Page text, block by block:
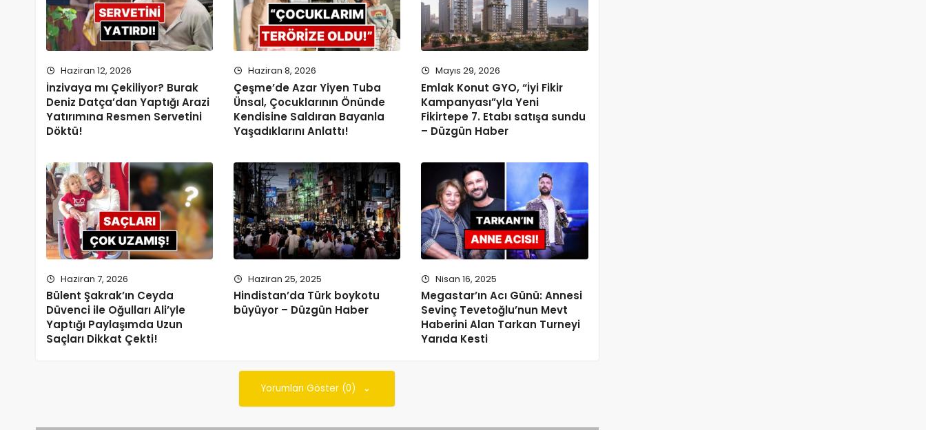
Haziran 12, 2026
İnzivaya mı Çekiliyor? Burak
Deniz Datça’dan Yaptığı Arazi
Yatırımına Resmen Servetini
Döktü!
Haziran 8, 2026
Çeşme’de Azar Yiyen Tuba
Ünsal, Çocuklarının Önünde
Kendisine Saldıran Bayanla
Yaşadıklarını Anlattı!
Mayıs 29, 2026
Emlak Konut GYO, “İyi Fikir
Kampanyası”yla Yeni
Fikirtepe 7. Etabı satışa sundu
– Düzgün Haber
Haziran 7, 2026
Bülent Şakrak’ın Ceyda
Düvenci ile Oğulları Ali’yle
Yaptığı Paylaşımda Uzun
Saçları Dikkat Çekti!
Haziran 25, 2025
Hindistan’da Türk boykotu
büyüyor – Düzgün Haber
Nisan 16, 2025
Megastar’ın Acı Günü: Annesi
Sevinç Tevetoğlu’nun Mevt
Haberini Alan Tarkan Turneyi
Yarıda Kesti
Yorumları Göster (0)